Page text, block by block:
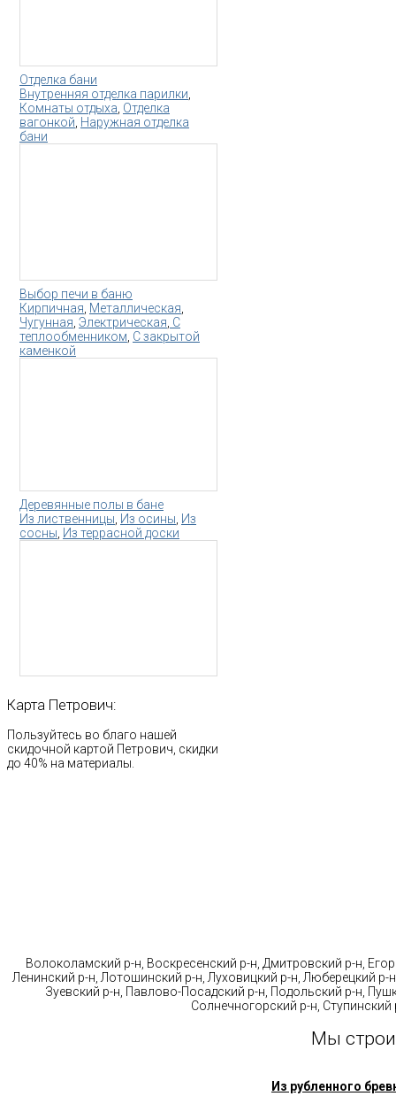
Отделка бани
Внутренняя отделка парилки,
Комнаты отдыха, Отделка
вагонкой, Наружная отделка
бани
Выбор печи в баню
Кирпичная, Металлическая,
Чугунная, Электрическая, С
теплообменником, С закрытой
каменкой
Деревянные полы в бане
Из лиственницы, Из осины, Из
сосны, Из террасной доски
Карта Петрович:
Пользуйтесь во благо нашей
скидочной картой Петрович, скидки
до 40% на материалы.
Волоколамский р-н, Воскресенский р-н, Дмитровский р-н,
Ленинский р-н, Лотошинский р-н, Луховицкий р-н, Люберецкий
Зуевский р-н, Павлово-Посадский р-н, Подольский р-н,
Солнечногорский р-н,
Мы
Из рубленного